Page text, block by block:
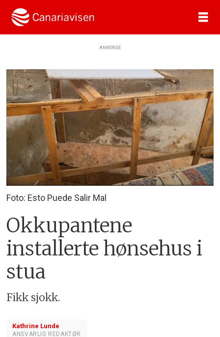
ANNONSE
Foto: Esto Puede Salir Mal
Okkupantene
installerte hønsehus i
stua
Fikk sjokk.
Kathrine Lunde
ANSVARLIG REDAKTØR